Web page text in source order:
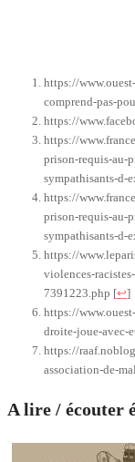
https://
comprend-pas-
https://
https://
prison-requis-au-
sympathisants-d-
https://
prison-requis-au-
sympathisants-d-
https://
violences-
7391223.php [↩]
https://
droite-joue-avec-
https://
association-de-
A lire / écouter